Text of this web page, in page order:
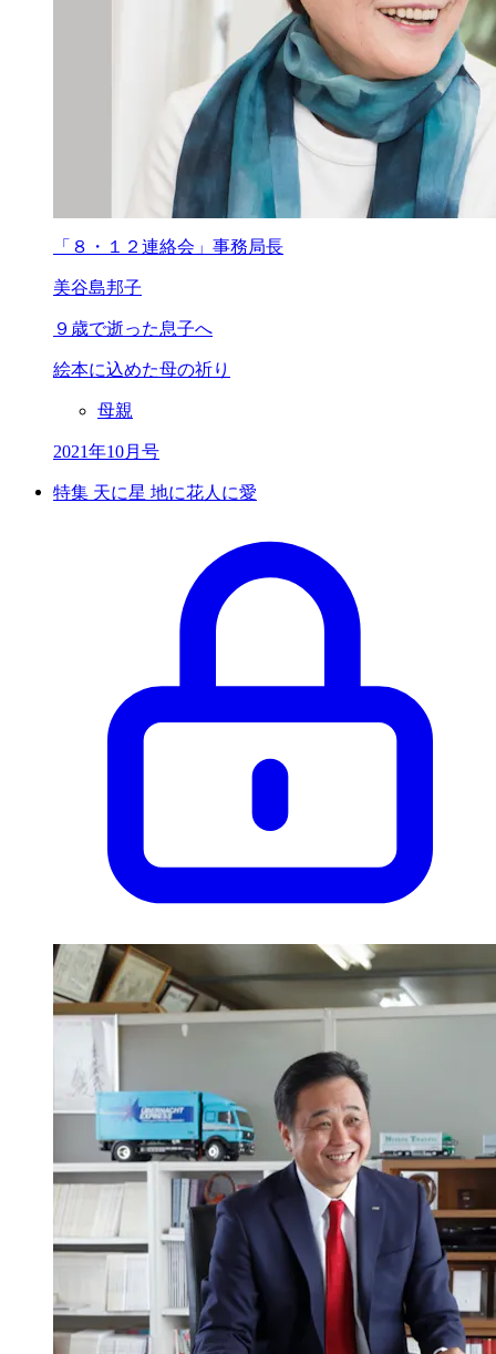
「８・１２連絡会」事務局長
美谷島邦子
９歳で逝った息子へ
絵本に込めた母の祈り
母親
2021年10月号
特集 天に星 地に花人に愛